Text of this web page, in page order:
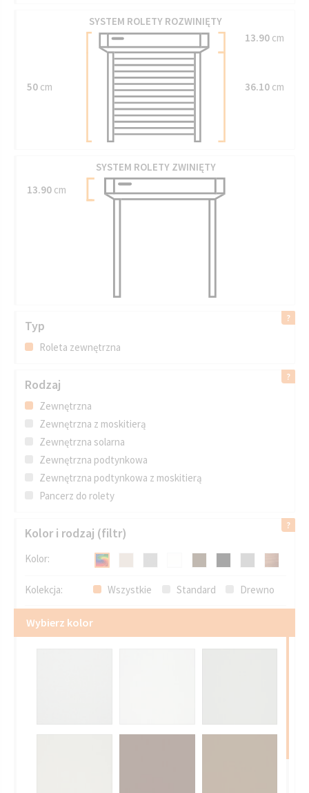
SYSTEM ROLETY ROZWINIĘTY
50 cm
13.90cm
36.10cm
SYSTEM ROLETY ZWINIĘTY
13.90 cm
Typ
Roleta zewnętrzna
Rodzaj
Zewnętrzna
Zewnętrzna z moskitierą
Zewnętrzna solarna
Zewnętrzna podtynkowa
Zewnętrzna podtynkowa z moskitierą
Pancerz do rolety
Kolor i rodzaj (filtr)
Kolor:
Kolekcja: Wszystkie Standard Drewno
Wybierz kolor